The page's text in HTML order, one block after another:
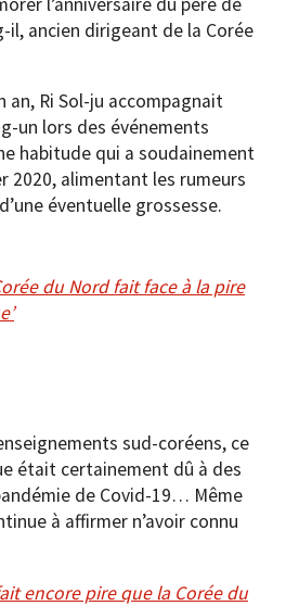
il, ancien dirigeant de la Corée
an, Ri Sol-ju accompagnait
un lors des événements
habitude qui a soudainement
2020, alimentant les rumeurs
éventuelle grossesse.
du Nord fait face à la pire
sud-coréens, ce
était certainement dû à des
de Covid-19… Même
à affirmer n’avoir connu
encore pire que la Corée du